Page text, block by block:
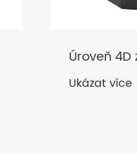
Úroveň
Ukázat více